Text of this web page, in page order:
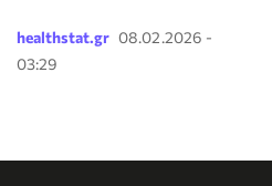
healthstat.gr 08.02.2026 -
03:29